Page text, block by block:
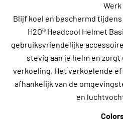
Werk
Blijf koel en beschermd
H2O® Headcool Helmet
gebruiksvriendelijke
stevig aan je helm en
verkoeling. Het verkoelende
afhankelijk van de
en